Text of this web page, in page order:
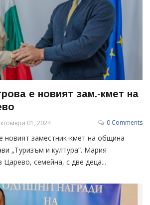
е новият зам.-кмет на
01, 2024 0 Comments
новият заместник-кмет на община
„Туризъм и култура“. Мария
семейна, с две деца...